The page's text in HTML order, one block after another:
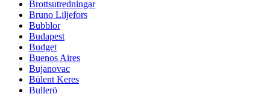
Brottsutredningar
Bruno Liljefors
Bubblor
Budapest
Budget
Buenos Aires
Bujanovac
Bülent Keres
Bullerö